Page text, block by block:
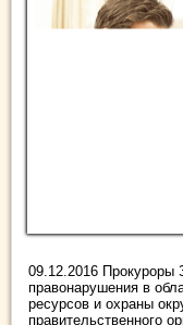
09.12.2016 Прокуроры
правонарушения в
ресурсов и охраны
правительственного